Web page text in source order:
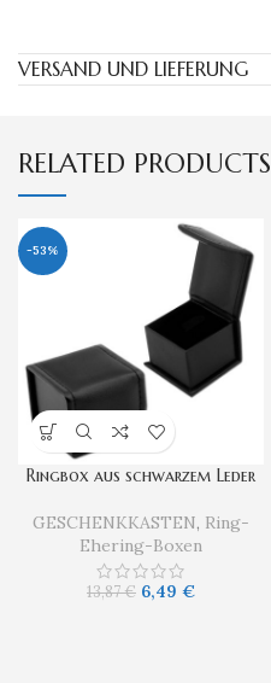
VERSAND UND LIEFERUNG
RELATED PRODUCTS
-53%
Ringbox aus schwarzem Leder
GESCHENKKASTEN, Ring-
Ehering-Boxen
13,87€ 6,49 €